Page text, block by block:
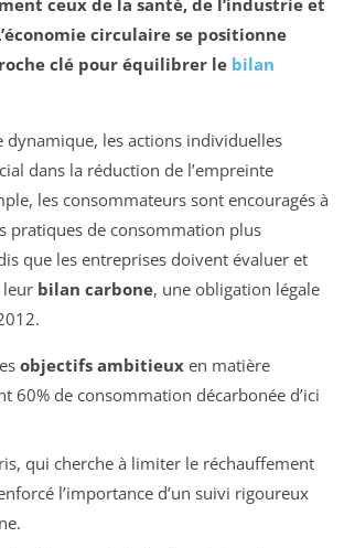
ceux de la santé, de l’industrie et
circulaire se positionne
clé pour équilibrer le bilan
dynamique, les actions individuelles
dans la réduction de l’empreinte
les consommateurs sont encouragés à
pratiques de consommation plus
que les entreprises doivent évaluer et
leur bilan carbone, une obligation légale
objectifs ambitieuxen matière
60% de consommation décarbonée d’ici
qui cherche à limiter le réchauffement
l’importance d’un suivi rigoureux